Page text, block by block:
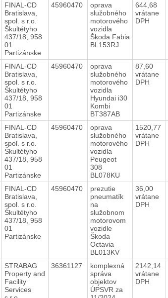
FINAL-CD
Bratislava,
spol. s r.o.
Škultétyho
437/18, 958
01
Partizánske
45960470
oprava
služobného
motorového
vozidla
Škoda Fabia
BL153RJ
644,68
vrátane
DPH
FINAL-CD
Bratislava,
spol. s r.o.
Škultétyho
437/18, 958
01
Partizánske
45960470
oprava
služobného
motorového
vozidla
Hyundai i30
Kombi
BT387AB
87,60
vrátane
DPH
FINAL-CD
Bratislava,
spol. s r.o.
Škultétyho
437/18, 958
01
Partizánske
45960470
oprava
služobného
motorového
vozidla
Peugeot
308
BL078KU
1520,77
vrátane
DPH
FINAL-CD
Bratislava,
spol. s r.o.
Škultétyho
437/18, 958
01
Partizánske
45960470
prezutie
pneumatík
na
služobnom
motorovom
vozidle
Škoda
Octavia
BL013KV
36,00
vrátane
DPH
STRABAG
Property and
Facility
Services
36361127
komplexná
správa
objektov
ÚPSVR za
2142,14
vrátane
DPH